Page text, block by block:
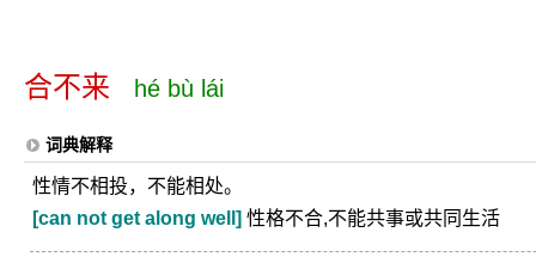
合不来 hé bù lái
词典解释
性情不相投，不能相处。
[can not get along well] 性格不合,不能共事或共同生活